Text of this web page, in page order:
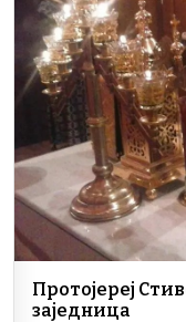
Протојереј
заједница